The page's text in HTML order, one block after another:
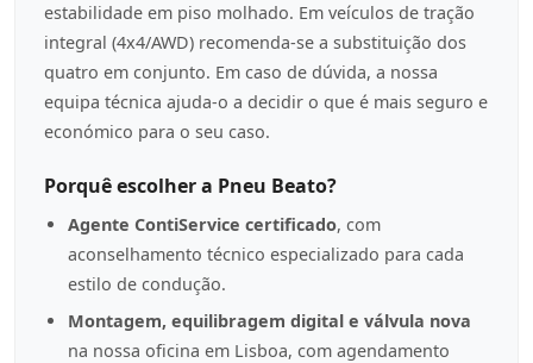
estabilidade em piso molhado. Em veículos de tração
integral (4x4/AWD) recomenda-se a substituição dos
quatro em conjunto. Em caso de dúvida, a nossa
equipa técnica ajuda-o a decidir o que é mais seguro e
económico para o seu caso.
Porquê escolher a Pneu Beato?
Agente ContiService certificado, com
aconselhamento técnico especializado para cada
estilo de condução.
Montagem, equilibragem digital e válvula nova
na nossa oficina em Lisboa, com agendamento